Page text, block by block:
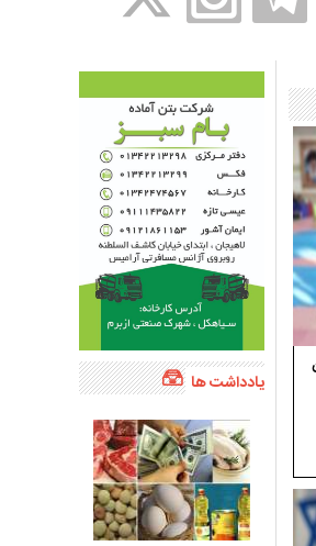
یادداشت ها